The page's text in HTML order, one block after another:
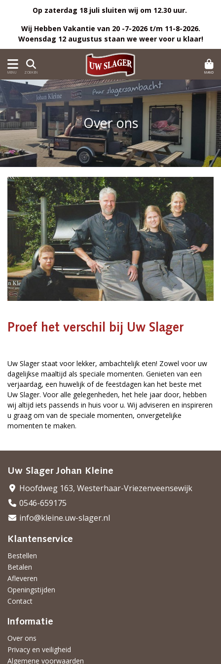
Op zaterdag 18 juli sluiten wij om 12.30 uur.
Wij Hebben Vakantie van 20 -7-2026 t/m 11-8-2026.
Woensdag 12 augustus staan we weer voor u klaar!
MENU ZOEKEN MAND
Over ons
Proef het verschil bij Uw Slager
Uw Slager staat voor lekker, ambachtelijk eten! Zowel voor uw
dagelijkse maaltijd als speciale momenten. Genieten van een
verjaardag, een huwelijk of de feestdagen kan het beste met
Uw Slager. Voor alle gelegenheden, het hele jaar door, hebben
wij altijd iets passends in huis voor u. Wij adviseren en inspireren
u graag om van de speciale momenten, onvergetelijke
momenten te maken.
Uw Slager Johan Kleine
Hoofdweg 163, Westerhaar-Vriezenveensewijk
0546-659175
info@kleine.uw-slager.nl
Klantenservice
Bestellen
Betalen
Afleveren
Openingstijden
Contact
Informatie
Over ons
Privacy en veiligheid
Algemene voorwaarden